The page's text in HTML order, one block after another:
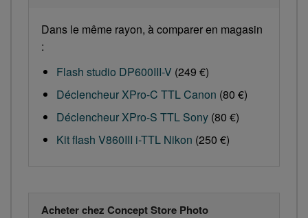
Dans le même rayon, à comparer en magasin
:
Flash studio DP600III-V (249 €)
Déclencheur XPro-C TTL Canon (80 €)
Déclencheur XPro-S TTL Sony (80 €)
Kit flash V860III i-TTL Nikon (250 €)
Acheter chez Concept Store Photo